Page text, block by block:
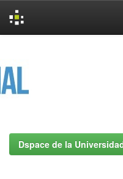
Dspace de la